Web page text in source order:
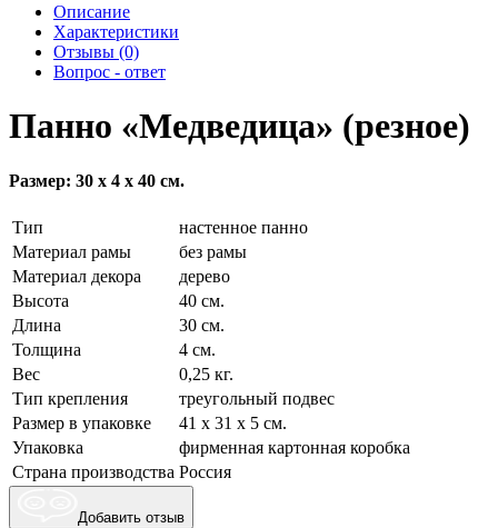
Описание
Характеристики
Отзывы (0)
Вопрос - ответ
Панно «Медведица» (резное)
Размер: 30 х 4 х 40 см.
Тип
настенное панно
Материал рамы
без рамы
Материал декора
дерево
Высота
40 см.
Длина
30 см.
Толщина
4 см.
Вес
0,25 кг.
Тип крепления
треугольный подвес
Размер в упаковке
41 х 31 х 5 см.
Упаковка
фирменная картонная коробка
Страна производства Россия
Добавить отзыв